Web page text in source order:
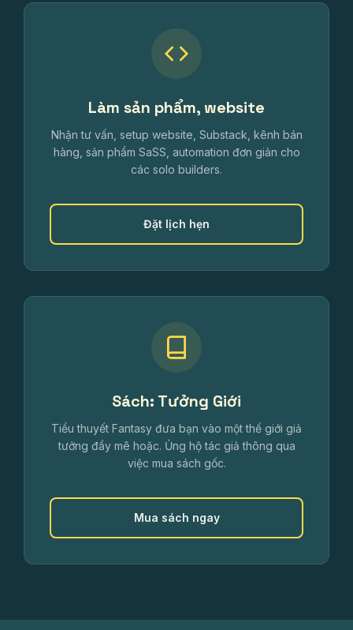
Làm sản phẩm, website
Nhận tư vấn, setup website, Substack, kênh bán
hàng, sản phẩm SaSS, automation đơn giản cho
các solo builders.
Đặt lịch hẹn
Sách: Tưởng Giới
Tiểu thuyết Fantasy đưa bạn vào một thế giới giả
tưởng đầy mê hoặc. Ủng hộ tác giả thông qua
việc mua sách gốc.
Mua sách ngay